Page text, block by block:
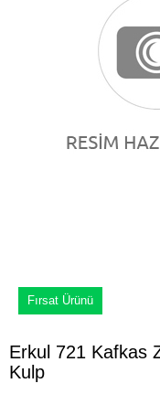
Fırsat Ürünü
Erkul 721 Kafkas
Kulp